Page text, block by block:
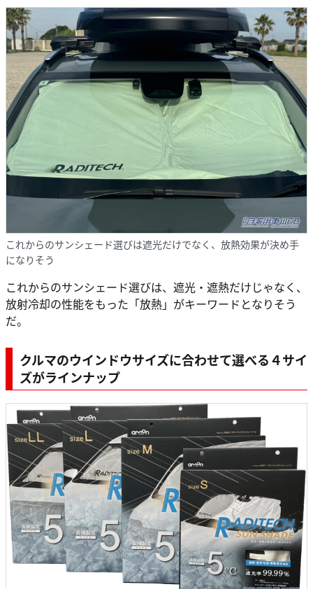
これからのサンシェード選びは遮光だけでなく、放熱効果が決め手
になりそう
これからのサンシェード選びは、遮光・遮熱だけじゃなく、
放射冷却の性能をもった「放熱」がキーワードとなりそう
だ。
クルマのウインドウサイズに合わせて選べる４サイ
ズがラインナップ